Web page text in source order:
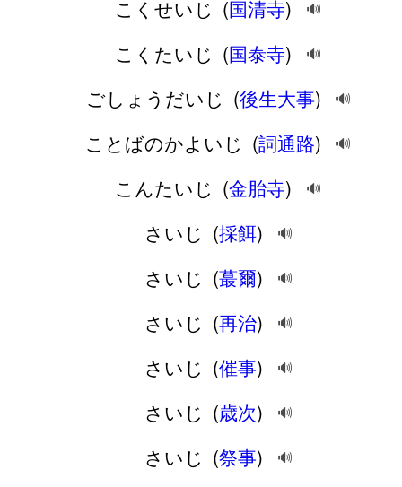
こくせいじ (国清寺) 🔊
こくたいじ (国泰寺) 🔊
ごしょうだいじ (後生大事) 🔊
ことばのかよいじ (詞通路) 🔊
こんたいじ (金胎寺) 🔊
さいじ (採餌) 🔊
さいじ (蕞爾) 🔊
さいじ (再治) 🔊
さいじ (催事) 🔊
さいじ (歳次) 🔊
さいじ (祭事) 🔊